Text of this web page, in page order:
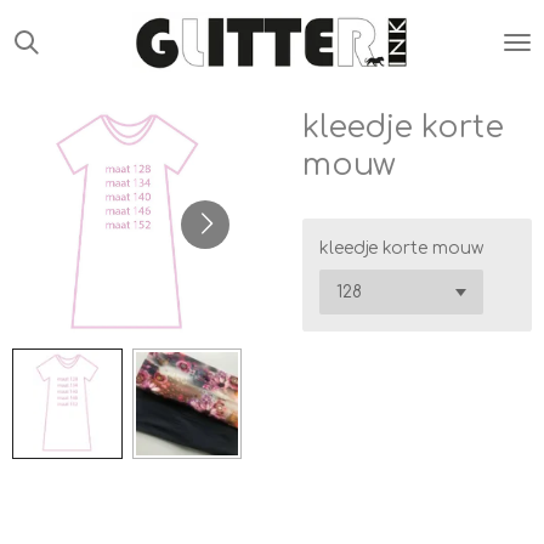
direct
hoofdinhoud
kleedje korte
mouw
kleedje korte mouw